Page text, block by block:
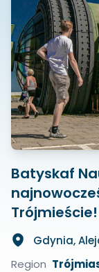
Batyskaf
Trójmieście!
Gdynia,
Region